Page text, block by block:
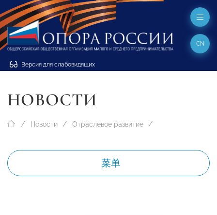
Версия для слабовидящих
CN
НОВОСТИ
Новости Отраслевое развитие
菜单